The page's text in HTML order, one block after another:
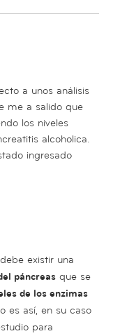
a unos análisis
me a salido que
los niveles
alcoholica.
ingresado
existir una
páncreas que se
de los enzimas
es así, en su caso
para